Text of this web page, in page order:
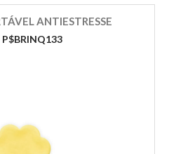
ANTIESTRESSE
P$BRINQ133